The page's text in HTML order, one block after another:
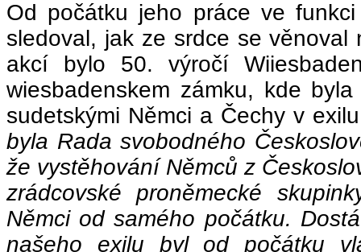
Od počátku jeho práce ve
sledoval, jak ze srdce se
akcí bylo 50. výročí
wiesbadenskem zámku, kde
sudetskými Němci a Čechy v
byla Rada svobodného
že vystěhování Němců z
zrádcovské proněmecké
Němci od samého počátku.
našeho exilu byl od počátku